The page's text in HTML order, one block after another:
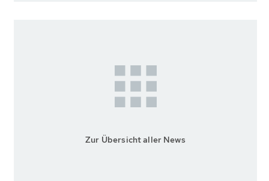
Zur Übersicht aller News